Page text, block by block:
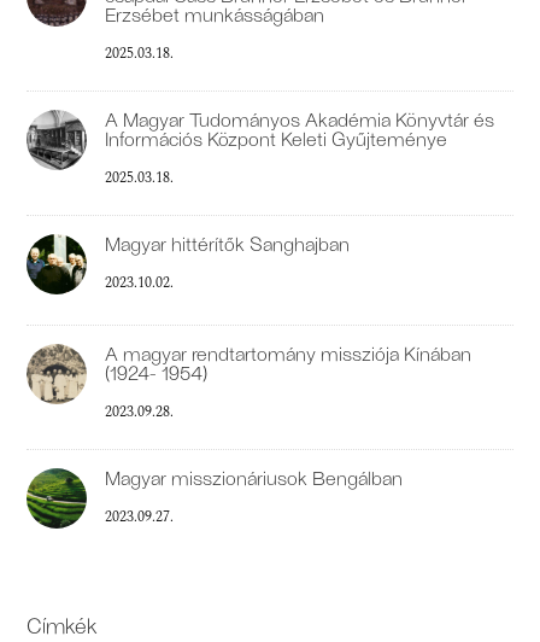
Erzsébet munkásságában
2025.03.18.
A Magyar Tudományos Akadémia Könyvtár és
Információs Központ Keleti Gyűjteménye
2025.03.18.
Magyar hittérítők Sanghajban
2023.10.02.
A magyar rendtartomány missziója Kínában
(1924- 1954)
2023.09.28.
Magyar misszionáriusok Bengálban
2023.09.27.
Címkék